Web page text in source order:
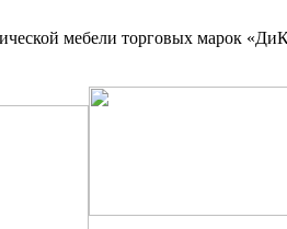
мебели торговых марок